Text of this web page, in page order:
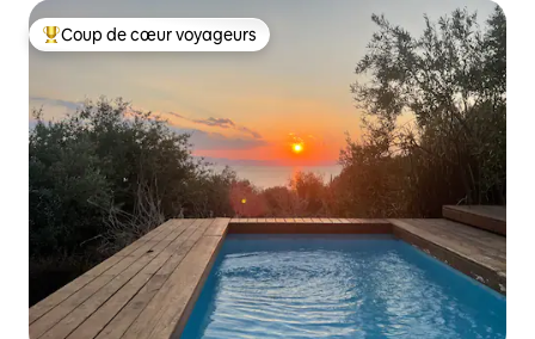
Coups de cœur voyageurs les plus appréciés
Coup de cœur voyageurs